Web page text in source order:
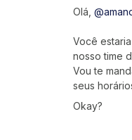
Olá,
Você
nosso time
Vou te
seus
Okay?